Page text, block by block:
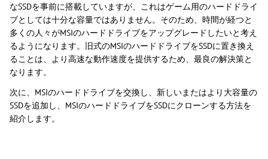
なSSDを事前に搭載していますが、これはゲーム用のハードドライ
ブとしては十分な容量ではありません。そのため、時間が経つと
多くの人々がMSIのハードドライブをアップグレードしたいと考え
るようになります。旧式のMSIのハードドライブをSSDに置き換え
ることは、より高速な動作速度を提供するため、最良の解決策と
なります。
次に、MSIのハードドライブを交換し、新しいまたはより大容量の
SSDを追加し、MSIのハードドライブをSSDにクローンする方法を
紹介します。